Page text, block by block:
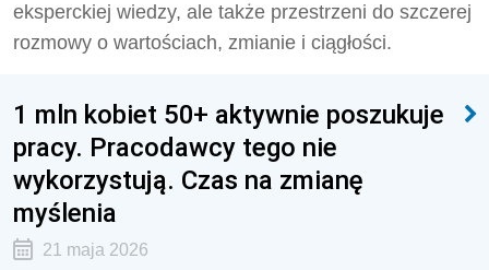
eksperckiej wiedzy, ale także przestrzeni do szczerej
rozmowy o wartościach, zmianie i ciągłości.
1 mln kobiet 50+ aktywnie poszukuje
pracy. Pracodawcy tego nie
wykorzystują. Czas na zmianę
myślenia
21 maja 2026